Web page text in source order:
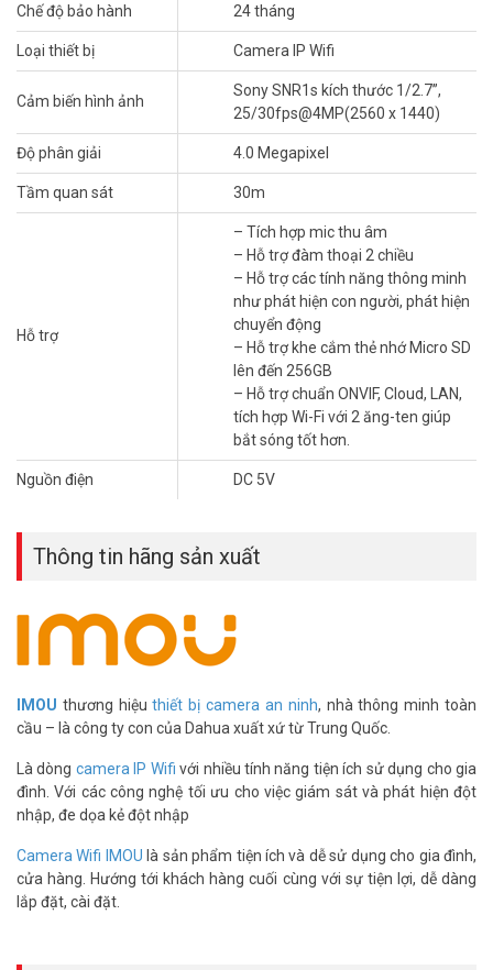
Bốn chế độ nhìn ban đêm thông minh cung cấp hình ảnh đầy đủ
màu sắc hoặc đen trắng rõ ràng, ngay cả trong bóng tối hoàn toàn.
Chế độ hồng ngoại:
Thuật toán IR tiên tiến cung cấp hình
ảnh trắng đen rõ ràng ngay cả trong bóng tối.
Tầm nhìn màu ban đêm thông mi
Chế độ màu sắc:
Nhờ tích hợp đèn chiếu, tầm nhìn ban đêm
được chiếu sáng và đa dạng màu sắc. Chế độ Màu cũng
cung cấp ánh sáng ngoài trời cho ngôi nhà của bạn.
Nếu bạn chuyển sang Chế độ thông
minh, bạn có thể tận hưởng tầm nhìn ban đêm đen trắng.
Đèn chiếu sáng tự động bật khi phát hiện chuyển động đáng
ngờ, ghi lại hình ảnh đầy đủ màu sắc sống động khi có điều gì
Nếu không cần ánh sáng ngoài trời vào ban đêm,
bạn có thể chuyển sang Chế độ tắt để giảm ô nhiễm ánh
Phát hiện con người
Công nghệ xử lý hình ảnh mạnh mẽ nhanh chóng tìm và phân loại
nhận được cảnh báo sai gây phiền nhiễu.
Độ phân giải 4MP(2560 x 1440) và thuật toán IR tiên tiến cung cấp
video rõ nét cả ngày lẫn đêm. Tính năng tiên tiến nén H.265 làm
giảm 50% băng thông mạng và mức sử dụng bộ nhớ ở cùng chất
Chế độ bảo hành 24 tháng
Loại thiết bị Camera IP Wifi
Cảm biến hình ảnh
Sony SNR1s kích thước 1/2.7”,
25/30fps@4MP(2560 x 1440)
Độ phân giải 4.0 Megapixel
Tầm quan sát 30m
Hỗ trợ
– Tích hợp mic thu âm
– Hỗ trợ đàm thoại 2 chiều
– Hỗ trợ các tính năng thông minh
như phát hiện con người, phát hiện
chuyển động
– Hỗ trợ khe cắm thẻ nhớ Micro SD
lên đến 256GB
– Hỗ trợ chuẩn ONVIF, Cloud, LAN,
tích hợp Wi-Fi với 2 ăng-ten giúp
bắt sóng tốt hơn.
Nguồn điện DC 5V
Thông tin hãng sản xuất
IMOU thương hiệuthiết bị camera an ninh, nhà thông minh toàn
cầu – là công ty con của Dahua xuất xứ từ Trung Quốc.
Là dòng camera IP Wifi với nhiều tính năng tiện ích sử dụng cho gia
đình. Với các công nghệ tối ưu cho việc giám sát và phát hiện đột
nhập, đe dọa kẻ đột nhập
Camera Wifi IMOU là sản phẩm tiện ích và dễ sử dụng cho gia đình,
cửa hàng. Hướng tới khách hàng cuối cùng với sự tiện lợi, dễ dàng
lắp đặt, cài đặt.